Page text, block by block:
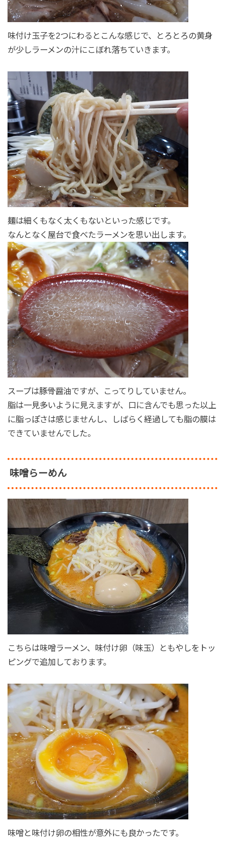
味付け玉子を2つにわるとこんな感じで、とろとろの黄身
が少しラーメンの汁にこぼれ落ちていきます。
麺は細くもなく太くもないといった感じです。
なんとなく屋台で食べたラーメンを思い出します。
スープは豚骨醤油ですが、こってりしていません。
脂は一見多いように見えますが、口に含んでも思った以上
に脂っぽさは感じませんし、しばらく経過しても脂の膜は
できていませんでした。
味噌らーめん
こちらは味噌ラーメン、味付け卵（味玉）ともやしをトッ
ピングで追加しております。
味噌と味付け卵の相性が意外にも良かったです。